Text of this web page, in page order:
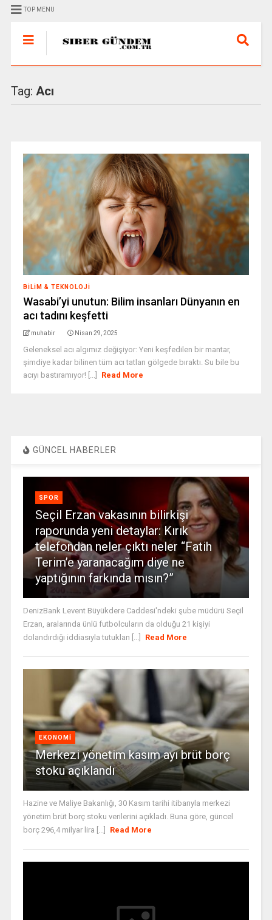
TOP MENU
Tag: Acı
BILIM & TEKNOLOJI
Wasabi’yi unutun: Bilim insanları Dünyanın en
acı tadını keşfetti
muhabir Nisan 29, 2025
Geleneksel acı algımız değişiyor: Yeni keşfedilen bir mantar,
şimdiye kadar bilinen tüm acı tatları gölgede bıraktı. Su bile bu
acıyı bastıramıyor! [...]
Read More
GÜNCEL HABERLER
SPOR
Seçil Erzan vakasının bilirkişi
raporunda yeni detaylar: Kırık
telefondan neler çıktı neler “Fatih
Terim’e yaranacağım diye ne
yaptığının farkında mısın?”
DenizBank Levent Büyükdere Caddesi'ndeki şube müdürü Seçil
Erzan, aralarında ünlü futbolcuların da olduğu 21 kişiyi
dolandırdığı iddiasıyla tutuklan [...]
Read More
EKONOMI
Merkezi yönetim kasım ayı brüt borç
stoku açıklandı
Hazine ve Maliye Bakanlığı, 30 Kasım tarihi itibarıyla merkezi
yönetim brüt borç stoku verilerini açıkladı. Buna göre, güncel
borç 296,4 milyar lira [...]
Read More